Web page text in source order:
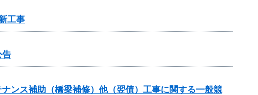
工事
告
ス補助（橋梁補修）他（翌債）工事に関する一般競